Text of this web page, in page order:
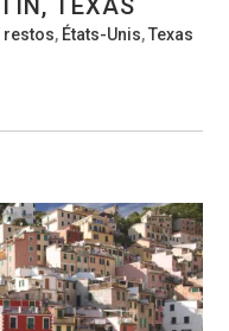
TEXAS
restos, États-Unis,Texas